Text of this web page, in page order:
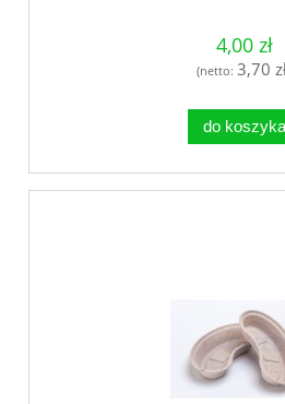
4,00 zł
(netto: 3,70
do koszyka